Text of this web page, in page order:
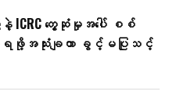
နဲ့ ICRC တွေ့ဆုံမှုအပေါ် စစ်
ဖို့အသုံးချတာ ခွင့်မပြုသင့်